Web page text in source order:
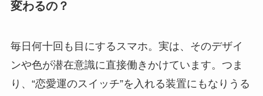
変わるの？
毎日何十回も目にするスマホ。実は、そのデザイ
ンや色が潜在意識に直接働きかけています。つま
り、“恋愛運のスイッチ”を入れる装置にもなりうる